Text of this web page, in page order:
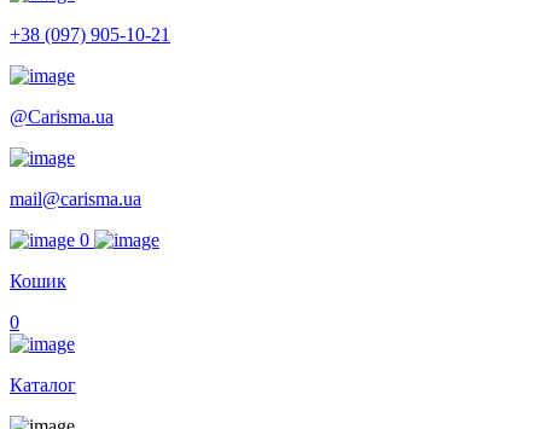
+38 (097) 905-10-21
@Carisma.ua
mail@carisma.ua
0
Кошик
0
Каталог